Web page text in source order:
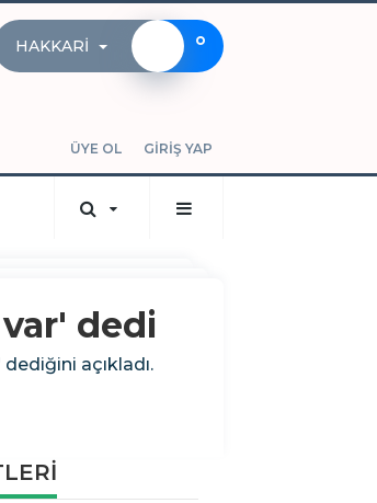
HAKKARI °
ÜYE OL GİRİŞ YAP
dedi
açıkladı.